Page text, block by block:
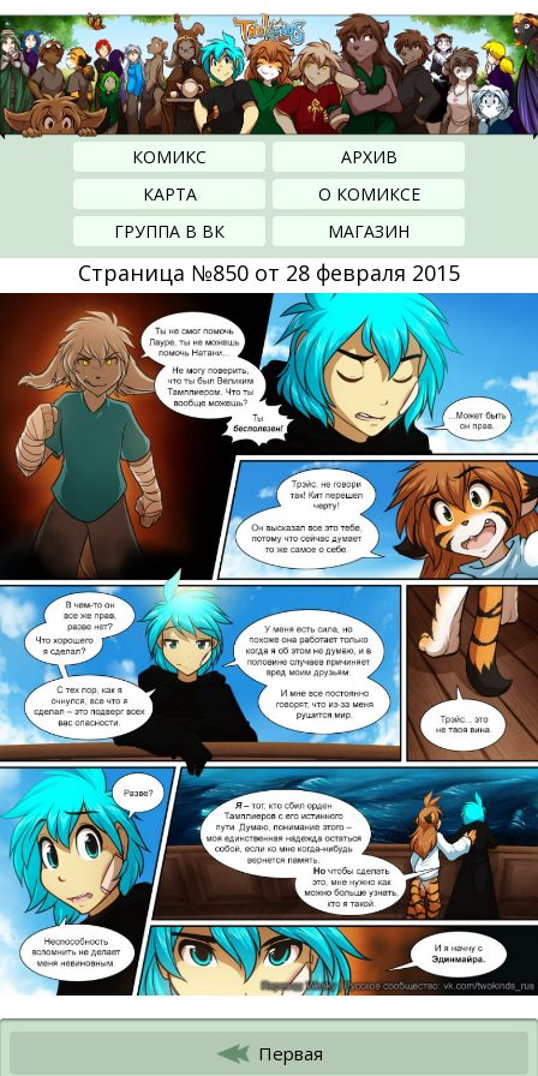
КОМИКС
АРХИВ
КАРТА
О КОМИКСЕ
ГРУППА В ВК
МАГАЗИН
Страница №850 от 28 февраля 2015
Первая